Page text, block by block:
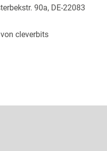
90a, DE-22083
cleverbits